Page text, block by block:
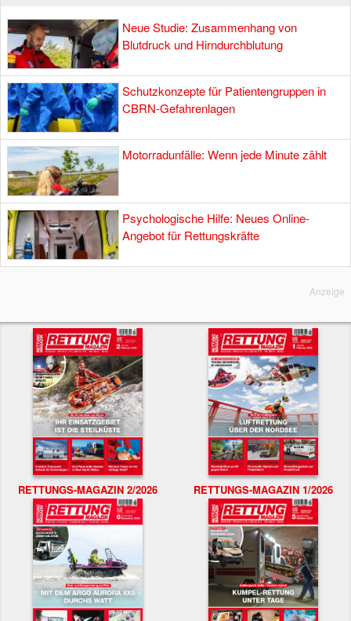
Neue Studie: Zusammenhang von
Blutdruck und Hirndurchblutung
Schutzkonzepte für Patientengruppen in
CBRN-Gefahrenlagen
Motorradunfälle: Wenn jede Minute zählt
Psychologische Hilfe: Neues Online-
Angebot für Rettungskräfte
Anzeige
RETTUNGS-MAGAZIN 2/2026 RETTUNGS-MAGAZIN 1/2026